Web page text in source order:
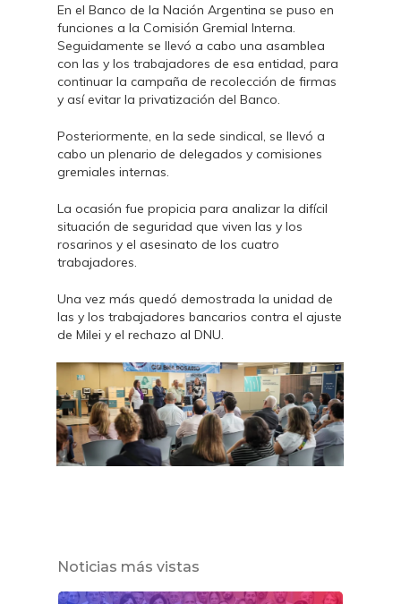
En el Banco de la Nación Argentina se puso en
funciones a la Comisión Gremial Interna.
Seguidamente se llevó a cabo una asamblea
con las y los trabajadores de esa entidad, para
continuar la campaña de recolección de firmas
y así evitar la privatización del Banco.
Posteriormente, en la sede sindical, se llevó a
cabo un plenario de delegados y comisiones
gremiales internas.
La ocasión fue propicia para analizar la difícil
situación de seguridad que viven las y los
rosarinos y el asesinato de los cuatro
trabajadores.
Una vez más quedó demostrada la unidad de
las y los trabajadores bancarios contra el ajuste
de Milei y el rechazo al DNU.
Noticias más vistas